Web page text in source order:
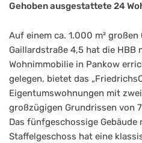
Gehoben ausgestattete 24
Auf einem ca. 1.000 m²
Gaillardstraße 4,5 hat die HBB
Wohnimmobilie in Pankow
gelegen, bietet das
Eigentumswohnungen mit
großzügigen Grundrissen von
Das fünfgeschossige
Staffelgeschoss hat eine